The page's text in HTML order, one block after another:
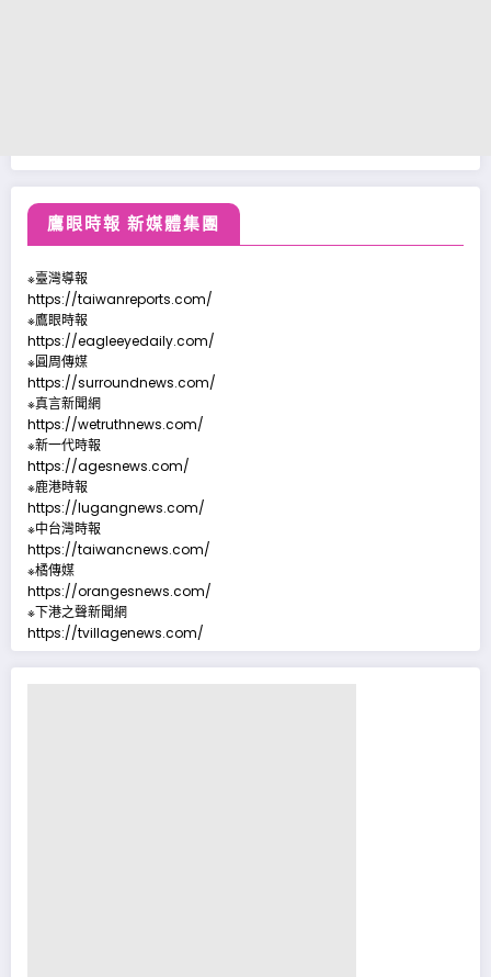
鷹眼時報 新媒體集團
※臺灣導報
https://taiwanreports.com/
※鷹眼時報
https://eagleeyedaily.com/
※圓周傳媒
https://surroundnews.com/
※真言新聞網
https://wetruthnews.com/
※新一代時報
https://agesnews.com/
※鹿港時報
https://lugangnews.com/
※中台灣時報
https://taiwancnews.com/
※橘傳媒
https://orangesnews.com/
※下港之聲新聞網
https://tvillagenews.com/